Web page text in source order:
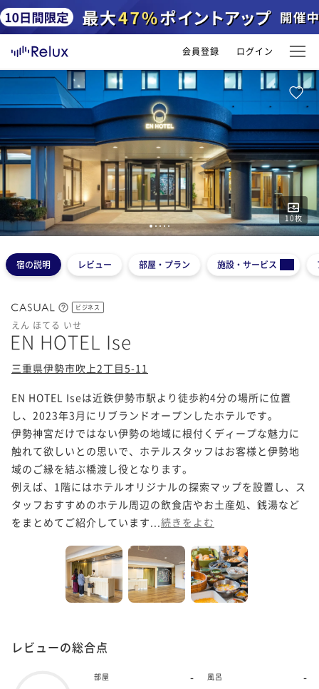
会員登録 ログイン
10枚
12345
宿の説明 レビュー 部屋・プラン 施設・サービス
ビジネス
えん ほてる いせ
EN HOTEL Ise
三重県伊勢市吹上2丁目5-11
EN HOTEL Iseは近鉄伊勢市駅より徒歩約4分の場所に位置
し、2023年3月にリブランドオープンしたホテルです。
伊勢神宮だけではない伊勢の地域に根付くディープな魅力に
触れて欲しいとの思いで、ホテルスタッフはお客様と伊勢地
域のご縁を結ぶ橋渡し役となります。
例えば、1階にはホテルオリジナルの探索マップを設置し、ス
タッフおすすめのホテル周辺の飲食店やお土産処、銭湯など
をまとめてご紹介しています... 続きをよむ
レビューの総合点
部屋 - 風呂 -